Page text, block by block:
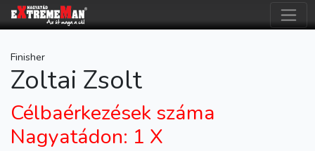
Finisher
Zoltai Zsolt
Célbaérkezések száma
Nagyatádon: 1 X